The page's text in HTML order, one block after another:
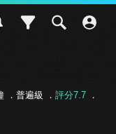
． 普遍級 ． 評分7.7．